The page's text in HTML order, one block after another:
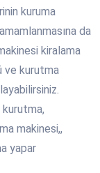
kuruma
da
kiralama
ve kurutma
makinesi,,
yapar